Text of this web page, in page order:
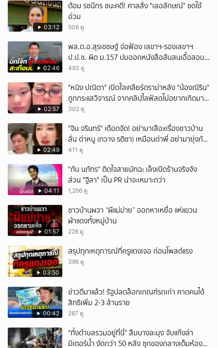
03:12
ต้อม รชนีกร ชนะคดี! ศาลสั่ง "เลอลักษณ์" ชดใช้
อ่วม
506 ดู
02:46
พล.ต.อ.สุรเชชษฐ์ จ่อฟ้อง เลขาฯ-รองเลขาฯ
ป.ป.ช. ผิด ม.157 ปมออกหนังสือสับสนเอื้อสอบ
คดีซ้ำซ้อน
493 ดู
02:57
"หนิง ปณิตา" เปิดใจเคลียร์ดราม่าหลัง "น้องณิริน"
ถูกกระแสวิจารณ์ จากคลิปไลฟ์สดไม่อยากเกิดมา
หน้าเหมือนพ่อ
302 ดู
02:49
ั่"จิน จรินทร์" เดือดจัด! อย่ามาเสือxเรื่องชาวบ้าน
ลั่น ด่าหนู (กวาง รติชา) เหมือนด่าพี่ อย่ามายุ่งกับ
คนของผม จบ!!!
411 ดู
04:11
"กัน นภัทร" ติดใจสายมัทฉะ เล็งเปิดร้านจริงจัง
ส่วน "ฐิสา" เป็น PR น่าจะเหมาะกว่า
1,266 ดู
01:57
ชาวบ้านผวา “ผีแม่ม่าย” ออกหาเหยื่อ แห่แขวน
ผ้าแดงทั้งหมู่บ้าน
228 ดู
03:50
สรุปทุกเหตุการณ์ที่ครูแดงเจอ ก่อนโพสต์แรง
396 ดู
00:42
ข่าวดีมาแล้ว! รัฐปลดล็อกเกณฑ์รถเก่า คาดคนได้
สิทธิเพิ่ม 2-3 ล้านราย
287 ดู
"ทั้งตำบลรวมอยู่ที่นี่" สืบบางละมุง จับแก๊งล่า
มิเตอร์น้ำ งัดกว่า 50 หลัง ซุกของกลางเต็มห้อง